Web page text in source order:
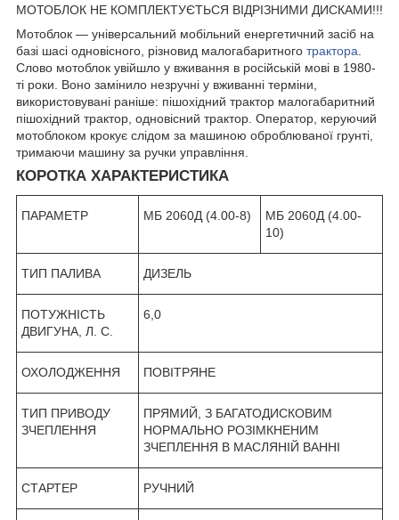
МОТОБЛОК НЕ КОМПЛЕКТУЄТЬСЯ ВІДРІЗНИМИ ДИСКАМИ!!!
Мотоблок — універсальний мобільний енергетичний засіб на
базі шасі одновісного, різновид малогабаритного трактора
Слово мотоблок увійшло у вживання в російській мові в 1980-
ті роки. Воно замінило незручні у вживанні терміни,
використовувані раніше: пішохідний трактор малогабаритний
пішохідний трактор, одновісний трактор. Оператор, керуючий
мотоблоком крокує слідом за машиною оброблюваної грунті,
тримаючи машину за ручки управління.
КОРОТКА ХАРАКТЕРИСТИКА
ПАРАМЕТР МБ 2060Д (4.00-8)
МБ 2060Д (4.00-
10)
ТИП ПАЛИВА ДИЗЕЛЬ
ПОТУЖНІСТЬ
ДВИГУНА, Л. С.
6,0
ОХОЛОДЖЕННЯ ПОВІТРЯНЕ
ТИП ПРИВОДУ
ЗЧЕПЛЕННЯ
ПРЯМИЙ, З БАГАТОДИСКОВИМ
НОРМАЛЬНО РОЗІМКНЕНИМ
ЗЧЕПЛЕННЯ В МАСЛЯНІЙ ВАННІ
СТАРТЕР РУЧНИЙ